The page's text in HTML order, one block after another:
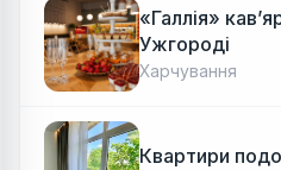
«Галлія»
Ужгороді
Харчування
Квартири